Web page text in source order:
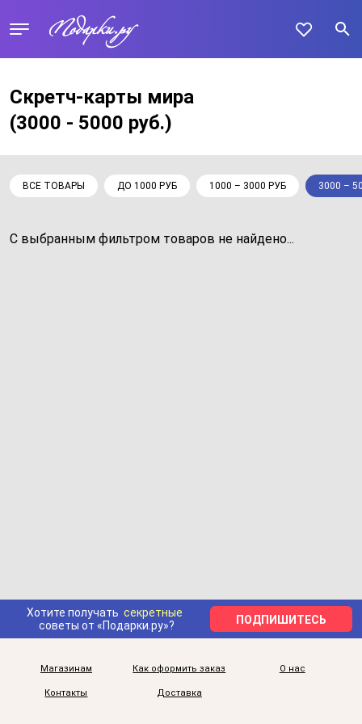
Скретч-карты мира
(3000 - 5000 руб.)
ВСЕ ТОВАРЫ ДО 1000 РУБ 1000 – 3000 РУБ 3000 –
С выбранным фильтром товаров не найдено...
Хотите получать секретные
советы от «Подарки.ру»?
ПОДПИШИТЕСЬ
Магазинам Как оформить заказ О нас
Контакты Доставка